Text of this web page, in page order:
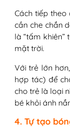
Cách tiếp
cần che chắn
là “tấm khiên”
mặt trời.
Với trẻ lớn
hợp tác) ​​để
cho trẻ là loại
bé khỏi ánh
4. Tự tạo